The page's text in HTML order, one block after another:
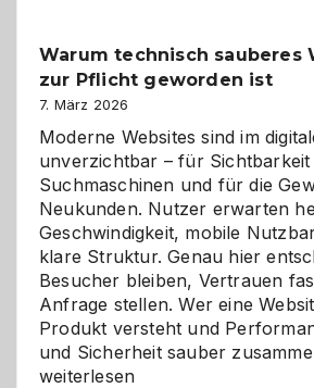
den
Logikrätseln
Warum technisch sauberes
zur Pflicht geworden ist
7. März 2026
Moderne Websites sind im
unverzichtbar – für Sichtbarkeit
Suchmaschinen und für die
Neukunden. Nutzer erwarten
Geschwindigkeit, mobile
klare Struktur. Genau hier
Besucher bleiben, Vertrauen
Anfrage stellen. Wer eine
Produkt versteht und
und Sicherheit sauber
weiterlesen